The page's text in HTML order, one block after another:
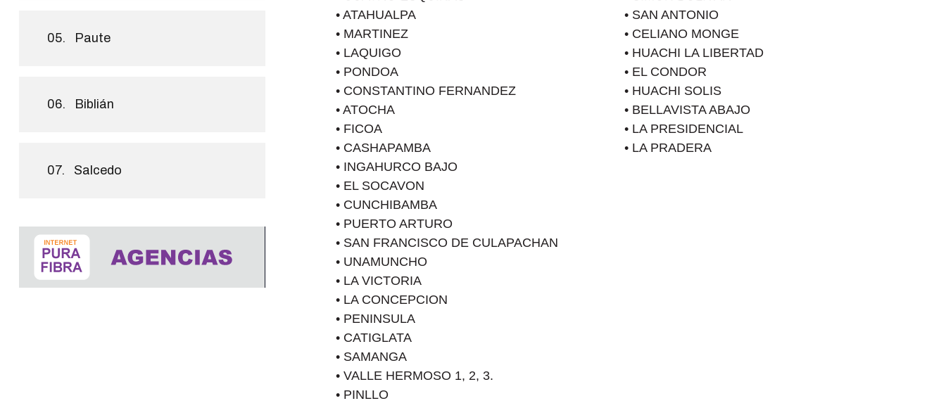
05. Paute
06. Biblián
07. Salcedo
• ATAHUALPA
• MARTINEZ
• LAQUIGO
• PONDOA
• CONSTANTINO FERNANDEZ
• ATOCHA
• FICOA
• CASHAPAMBA
• INGAHURCO BAJO
• EL SOCAVON
• CUNCHIBAMBA
• PUERTO ARTURO
• SAN FRANCISCO DE CULAPACHAN
• UNAMUNCHO
• LA VICTORIA
• LA CONCEPCION
• PENINSULA
• CATIGLATA
• SAMANGA
• VALLE HERMOSO 1, 2, 3.
• PINLLO
• SAN ANTONIO
• CELIANO MONGE
• HUACHI LA LIBERTAD
• EL CONDOR
• HUACHI SOLIS
• BELLAVISTA ABAJO
• LA PRESIDENCIAL
• LA PRADERA